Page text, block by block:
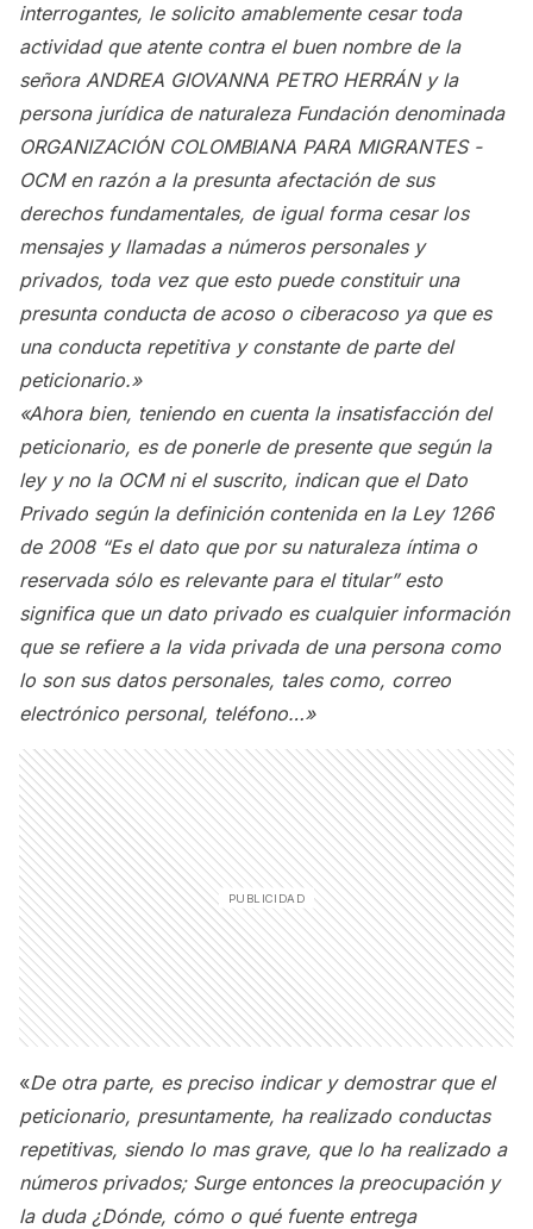
interrogantes, le solicito amablemente cesar toda
actividad que atente contra el buen nombre de la
señora ANDREA GIOVANNA PETRO HERRÁN y la
persona jurídica de naturaleza Fundación denominada
ORGANIZACIÓN COLOMBIANA PARA MIGRANTES -
OCM en razón a la presunta afectación de sus
derechos fundamentales, de igual forma cesar los
mensajes y llamadas a números personales y
privados, toda vez que esto puede constituir una
presunta conducta de acoso o ciberacoso ya que es
una conducta repetitiva y constante de parte del
peticionario.»
«Ahora bien, teniendo en cuenta la insatisfacción del
peticionario, es de ponerle de presente que según la
ley y no la OCM ni el suscrito, indican que el Dato
Privado según la definición contenida en la Ley 1266
de 2008 “Es el dato que por su naturaleza íntima o
reservada sólo es relevante para el titular” esto
significa que un dato privado es cualquier información
que se refiere a la vida privada de una persona como
lo son sus datos personales, tales como, correo
electrónico personal, teléfono…»
«De otra parte, es preciso indicar y demostrar que el
peticionario, presuntamente, ha realizado conductas
repetitivas, siendo lo mas grave, que lo ha realizado a
números privados; Surge entonces la preocupación y
la duda ¿Dónde, cómo o qué fuente entrega